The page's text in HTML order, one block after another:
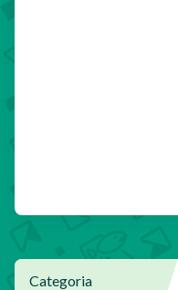
Categoria